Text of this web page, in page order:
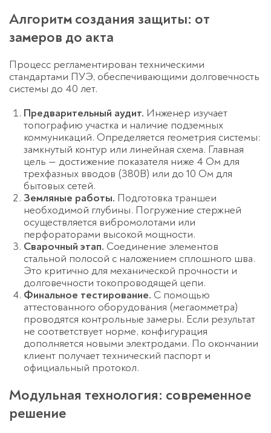
Алгоритм создания защиты: от
замеров до акта
Процесс регламентирован техническими
стандартами ПУЭ, обеспечивающими долговечность
системы до 40 лет.
Предварительный аудит. Инженер изучает
топографию участка и наличие подземных
коммуникаций. Определяется геометрия системы:
замкнутый контур или линейная схема. Главная
цель — достижение показателя ниже 4 Ом для
трехфазных вводов (380В) или до 10 Ом для
бытовых сетей.
Земляные работы. Подготовка траншеи
необходимой глубины. Погружение стержней
осуществляется вибромолотами или
перфораторами высокой мощности.
Сварочный этап. Соединение элементов
стальной полосой с наложением сплошного шва.
Это критично для механической прочности и
долговечности токопроводящей цепи.
Финальное тестирование. С помощью
аттестованного оборудования (мегаомметра)
проводятся контрольные замеры. Если результат
не соответствует норме, конфигурация
дополняется новыми электродами. По окончании
клиент получает технический паспорт и
официальный протокол.
Модульная технология: современное
решение